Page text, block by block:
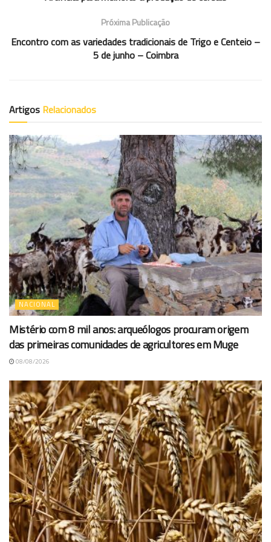
Próxima Publicação
Encontro com as variedades tradicionais de Trigo e Centeio –
5 de junho – Coimbra
Artigos Relacionados
NACIONAL
Mistério com 8 mil anos: arqueólogos procuram origem
das primeiras comunidades de agricultores em Muge
08/08/2026